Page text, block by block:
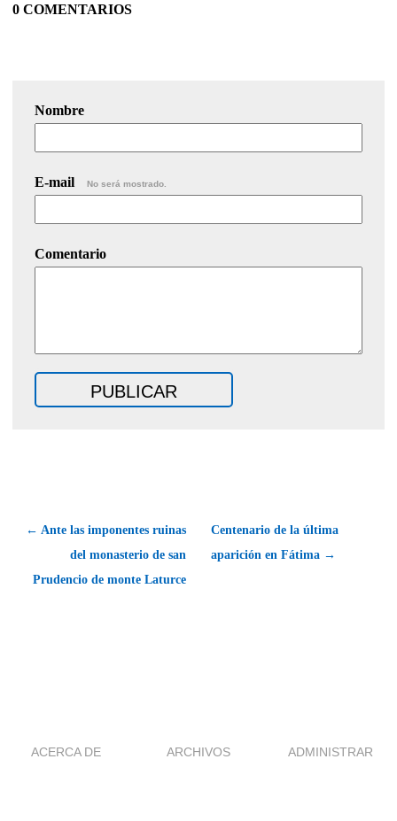
0 COMENTARIOS
Nombre
E-mail No será mostrado.
Comentario
← Ante las imponentes ruinas
del monasterio de san
Prudencio de monte Laturce
Centenario de la última
aparición en Fátima →
ACERCA DE ARCHIVOS ADMINISTRAR